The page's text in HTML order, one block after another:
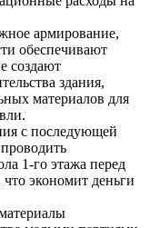
армирование,
обеспечивают
создают
здания,
материалов для
с последующей
1-го этажа перед
экономит деньги